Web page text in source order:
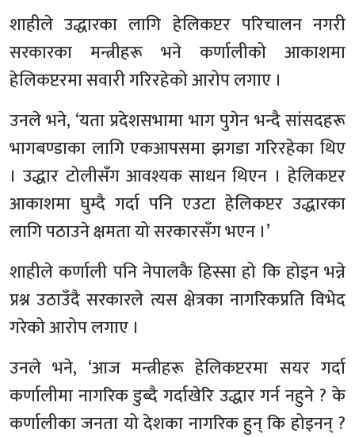
शाहीले उद्धारका लागि हेलिकप्टर परिचालन नगरी
सरकारका मन्त्रीहरू भने कर्णालीको आकाशमा
हेलिकप्टरमा सवारी गरिरहेको आरोप लगाए ।
उनले भने, ‘यता प्रदेशसभामा भाग पुगेन भन्दै सांसदहरू
भागबण्डाका लागि एकआपसमा झगडा गरिरहेका थिए
। उद्धार टोलीसँग आवश्यक साधन थिएन । हेलिकप्टर
आकाशमा घुम्दै गर्दा पनि एउटा हेलिकप्टर उद्धारका
लागि पठाउने क्षमता यो सरकारसँग भएन ।’
शाहीले कर्णाली पनि नेपालकै हिस्सा हो कि होइन भन्ने
प्रश्न उठाउँदै सरकारले त्यस क्षेत्रका नागरिकप्रति विभेद
गरेको आरोप लगाए ।
उनले भने, ‘आज मन्त्रीहरू हेलिकप्टरमा सयर गर्दा
कर्णालीमा नागरिक डुब्दै गर्दाखेरि उद्धार गर्न नहुने ? के
कर्णालीका जनता यो देशका नागरिक हुन् कि होइनन् ?